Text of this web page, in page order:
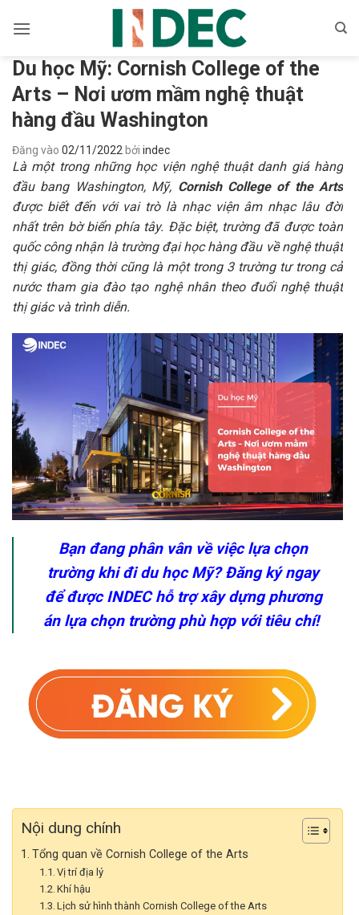
qua
dungDu học Mỹ: Cornish College of the
Arts – Nơi ươm mầm nghệ thuật
hàng đầu Washington
Đăng vào 02/11/2022 bởi indec
Là một trong những học viện nghệ thuật danh giá hàng
đầu bang Washington, Mỹ, Cornish College of the Arts
được biết đến với vai trò là nhạc viện âm nhạc lâu đời
nhất trên bờ biển phía tây. Đặc biệt, trường đã được toàn
quốc công nhận là trường đại học hàng đầu về nghệ thuật
thị giác, đồng thời cũng là một trong 3 trường tư trong cả
nước tham gia đào tạo nghệ nhân theo đuổi nghệ thuật
thị giác và trình diễn.
Bạn đang phân vân về việc lựa chọn
trường khi đi du học Mỹ? Đăng ký ngay
để được INDEC hỗ trợ xây dựng phương
án lựa chọn trường phù hợp với tiêu chí!
Nội dung chính
Tổng quan về Cornish College of the Arts
Vị trí địa lý
Khí hậu
Lịch sử hình thành Cornish College of the Arts